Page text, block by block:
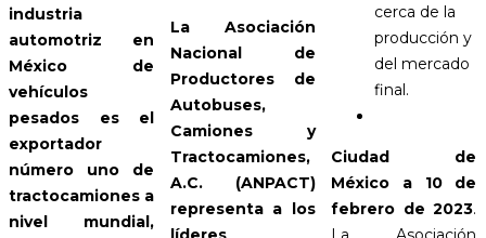
industria
automotriz en
México de
vehículos
pesados es el
exportador
número uno de
tractocamiones a
nivel mundial,
La Asociación
Nacional de
Productores de
Autobuses,
Camiones y
Tractocamiones,
A.C. (ANPACT)
representa a los
cerca de la
producción y
del mercado
final.
Ciudad de
México a 10 de
febrero de 2023.